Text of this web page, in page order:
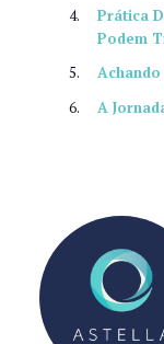
Prática
Podem
Achando
A